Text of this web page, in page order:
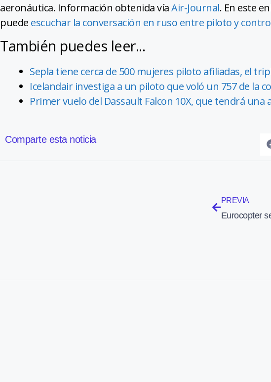
aeronáutica. Información obtenida víaAir-Journal. En este
puede escuchar la conversación en ruso entre piloto y
También puedes leer...
Sepla tiene cerca de 500 mujeres piloto afiliadas, el
Icelandair investiga a un piloto que voló un 757 de la
Primer vuelo del Dassault Falcon 10X, que tendrá una
Comparte esta noticia
PREVIA